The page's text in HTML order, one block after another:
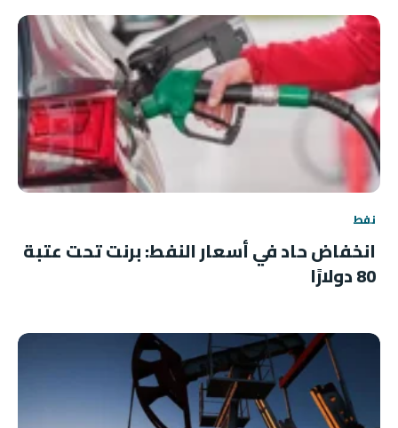
نفط
انخفاض حاد في أسعار النفط: برنت تحت عتبة
80 دولارًا